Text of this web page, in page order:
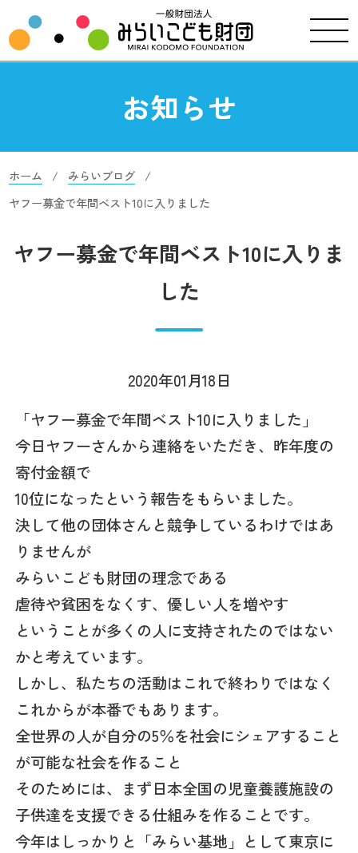
お知らせ
ホーム
みらいブログ
ヤフー募金で年間ベスト10に入りました
ヤフー募金で年間ベスト10に入りま
した
2020年01月18日
「ヤフー募金で年間ベスト10に入りました」
今日ヤフーさんから連絡をいただき、昨年度の
寄付金額で
10位になったという報告をもらいました。
決して他の団体さんと競争しているわけではあ
りませんが
みらいこども財団の理念である
虐待や貧困をなくす、優しい人を増やす
ということが多くの人に支持されたのではない
かと考えています。
しかし、私たちの活動はこれで終わりではなく
これからが本番でもあります。
全世界の人が自分の5％を社会にシェアすること
が可能な社会を作ること
そのためには、まず日本全国の児童養護施設の
子供達を支援できる仕組みを作ることです。
今年はしっかりと「みらい基地」として東京に